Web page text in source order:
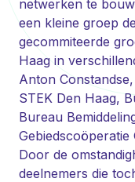
netwerken te
een kleine groep
gecommiteerde
Haag in
Anton
STEK Den Haag,
Bureau
Door de
deelnemers die